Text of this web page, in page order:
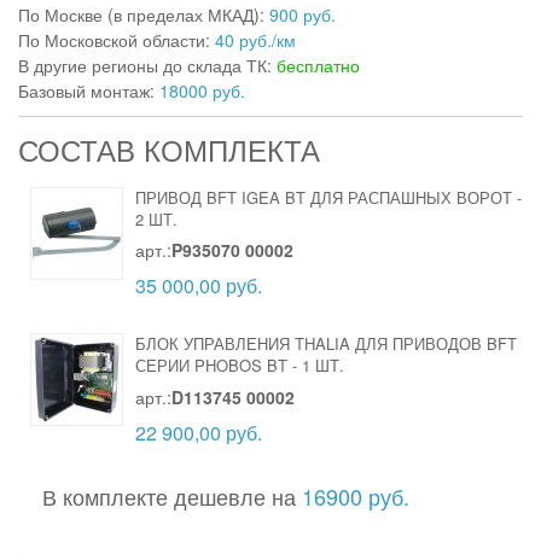
По Москве (в пределах МКАД): 900 руб.
По Московской области: 40 руб./км
В другие регионы до склада ТК: бесплатно
Базовый монтаж: 18000 руб.
СОСТАВ КОМПЛЕКТА
ПРИВОД BFT IGEA BT ДЛЯ РАСПАШНЫХ ВОРОТ -
2 ШТ.
арт.:P935070 00002
35 000,00 руб.
БЛОК УПРАВЛЕНИЯ THALIA ДЛЯ ПРИВОДОВ BFT
СЕРИИ PHOBOS BT - 1 ШТ.
арт.:D113745 00002
22 900,00 руб.
В комплекте дешевле на 16900 руб.